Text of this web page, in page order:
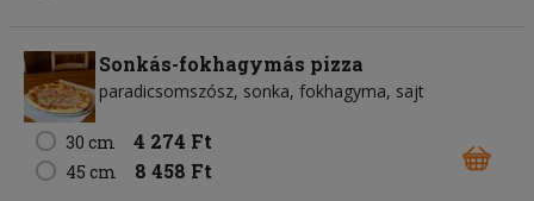
Sonkás-fokhagymás pizza
paradicsomszósz sonka fokhagyma sajt
30 cm 4 274 Ft
45 cm 8 458 Ft